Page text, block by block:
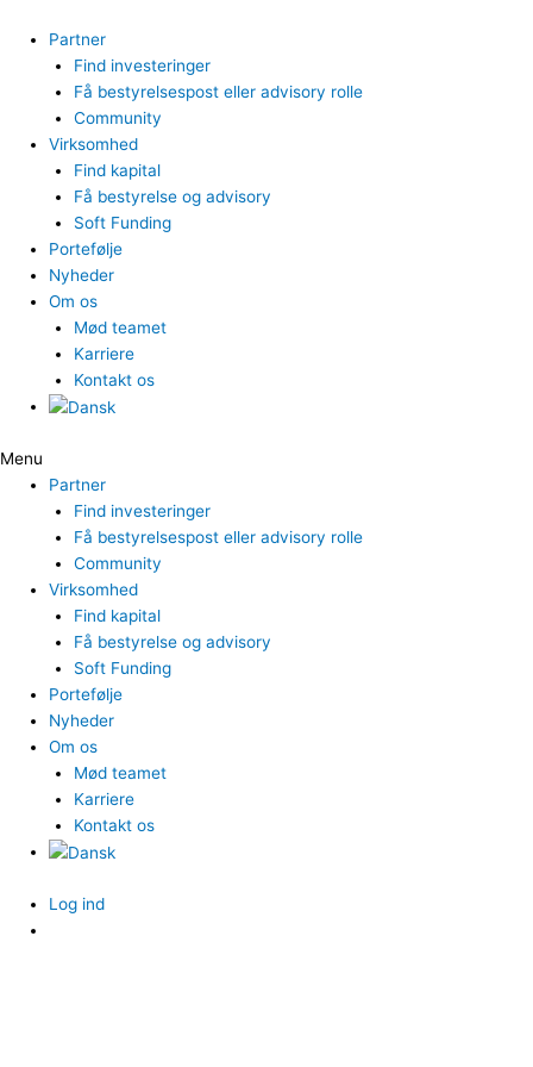
indholdet
Partner
Find investeringer
Få bestyrelsespost eller advisory rolle
Community
Virksomhed
Find kapital
Få bestyrelse og advisory
Soft Funding
Portefølje
Nyheder
Om os
Mød teamet
Karriere
Kontakt os
Menu
Partner
Find investeringer
Få bestyrelsespost eller advisory rolle
Community
Virksomhed
Find kapital
Få bestyrelse og advisory
Soft Funding
Portefølje
Nyheder
Om os
Mød teamet
Karriere
Kontakt os
Log ind